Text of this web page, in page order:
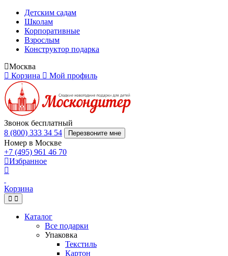
Детским садам
Школам
Корпоративные
Взрослым
Конструктор подарка
Москва
Корзина
Мой профиль
Звонок бесплатный
8 (800) 333 34 54
Перезвоните мне
Номер в Москве
+7 (495) 961 46 70
Избранное
Корзина
Каталог
Все подарки
Упаковка
Текстиль
Картон